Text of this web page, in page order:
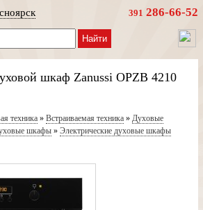
391 286-66-52
Найти
шкаф Zanussi OPZB 4210
техника» Встраиваемая техника» Духовые
шкафы» Электрические духовые шкафы